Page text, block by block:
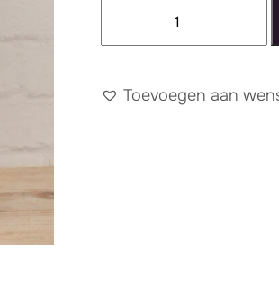
aantal
Toevoegen aan